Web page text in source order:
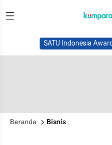
SATU Indonesia
Beranda Bisnis